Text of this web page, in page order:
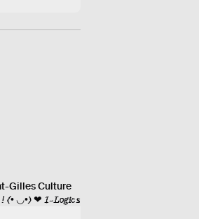
Gilles Culture
(• ◡•) ❤ I-Logics